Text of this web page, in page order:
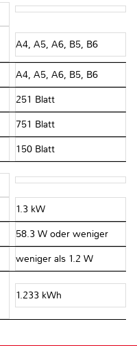
A4, A5, A6, B5, B6
A4, A5, A6, B5, B6
251 Blatt
751 Blatt
150 Blatt
1.3 kW
58.3 W oder weniger
weniger als 1.2 W
1.233 kWh